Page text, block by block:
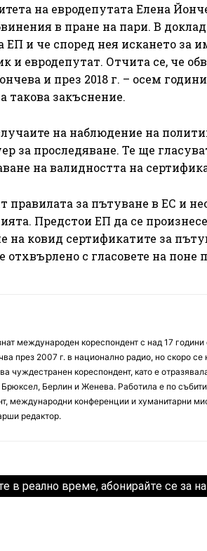
на евродепутата Елена
в пране на пари. В
и че според нея искането за
и евродепутат. Отчита се, че
и през 2018 г. – осем
такова закъснение.
на наблюдение на
за проследяване. Те ще
на валидността на
правилата за пътуване в ЕС и
Предстои ЕП да се
на ковид сертификатите за
с гласовете на поне
международен кореспондент с над 17
през 2007 г. в национално радио, но скоро
чуждестранен кореспондент, като е
Берлин и Женева. Работила е по
международни конференции и хуманитарни
редактор.
в реално време, абонирайте се за